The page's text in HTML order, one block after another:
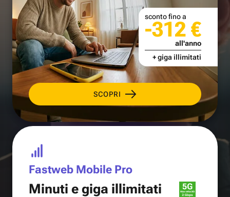
SCOPRI
sconto fino a
-312 €
all'anno
+ giga illimitati
Fastweb Mobile Pro
Minuti e giga illimitati